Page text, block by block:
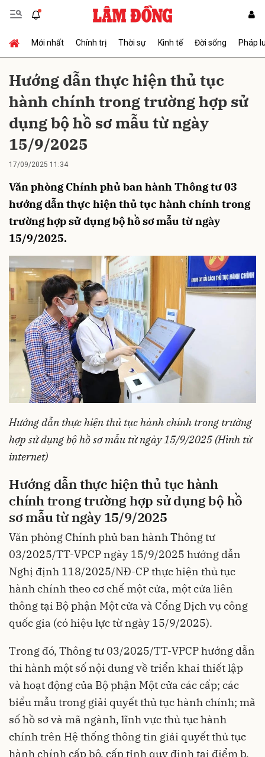
Mới nhất Chính trị Thời sự Kinh tế Đời sống Pháp
Hướng dẫn thực hiện thủ tục
hành chính trong trường hợp sử
dụng bộ hồ sơ mẫu từ ngày
15/9/2025
17/09/2025 11:34
Văn phòng Chính phủ ban hành Thông tư 03
hướng dẫn thực hiện thủ tục hành chính trong
trường hợp sử dụng bộ hồ sơ mẫu từ ngày
15/9/2025.
Hướng dẫn thực hiện thủ tục hành chính trong trường
hợp sử dụng bộ hồ sơ mẫu từ ngày 15/9/2025 (Hình từ
internet)
Hướng dẫn thực hiện thủ tục hành
chính trong trường hợp sử dụng bộ hồ
sơ mẫu từ ngày 15/9/2025
Văn phòng Chính phủ ban hànhThông tư
03/2025/TT-VPCP ngày 15/9/2025 hướng dẫn
Nghị định 118/2025/NĐ-CPthực hiện thủ tục
hành chính theo cơ chế một cửa, một cửa liên
thông tại Bộ phận Một cửa và Cổng Dịch vụ công
quốc gia (có hiệu lực từ ngày 15/9/2025).
Trong đó, Thông tư 03/2025/TT-VPCPhướng dẫn
thi hành một số nội dung về triển khai thiết lập
và hoạt động của Bộ phận Một cửa các cấp; các
biểu mẫu trong giải quyết thủ tục hành chính; mã
số hồ sơ và mã ngành, lĩnh vực thủ tục hành
chính trên Hệ thống thông tin giải quyết thủ tục
hành chính cấp bộ, cấp tỉnh quy định tại điểm b,
Gửi bình luận